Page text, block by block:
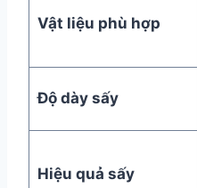
Vật liệu phù hợp
Độ dày sấy
Hiệu quả sấy